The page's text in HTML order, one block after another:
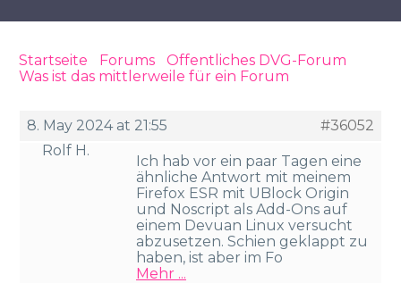
Startseite Forums Öffentliches DVG-Forum
Was ist das mittlerweile für ein Forum
8. May 2024 at 21:55
#36052
Rolf H.
Ich hab vor ein paar Tagen eine
ähnliche Antwort mit meinem
Firefox ESR mit UBlock Origin
und Noscript als Add-Ons auf
einem Devuan Linux versucht
abzusetzen. Schien geklappt zu
haben, ist aber im Fo
Mehr ...